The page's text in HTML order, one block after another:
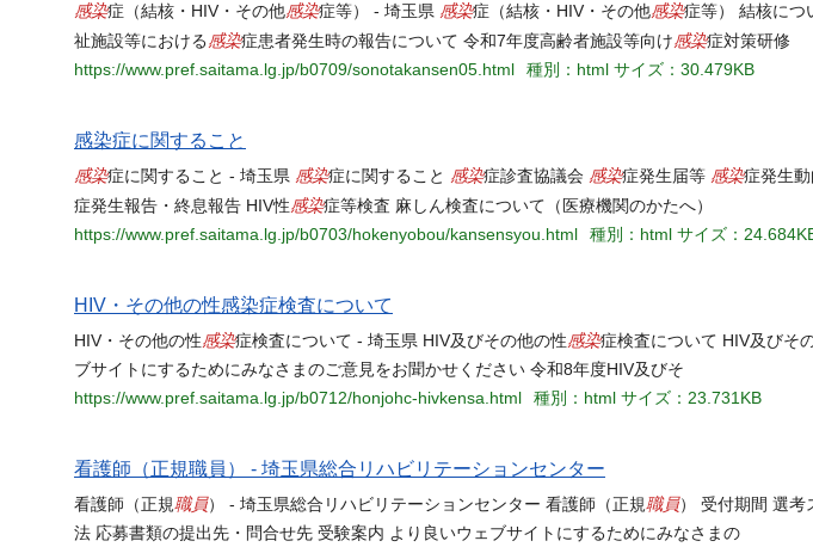
感染症（結核・HIV・その他感染症等） - 埼玉県 感染症（結核・HIV・その他感染症等） 結核につ
祉施設等における 感染症患者発生時の報告について 令和7年度高齢者施設等向け感染症対策研修
https://www.pref.saitama.lg.jp/b0709/sonotakansen05.html
種別：html サイズ：30.479KB
感染症に関すること
感染症に関すること - 埼玉県 感染症に関すること 感染症診査協議会 感染症発生届等 感染症発生
症発生報告・終息報告 HIV性感染症等検査 麻しん検査について（医療機関のかたへ）
https://www.pref.saitama.lg.jp/b0703/hokenyobou/kansensyou.html
種別：html サイズ：
HIV・その他の性感染症検査について
HIV・その他の性感染症検査について - 埼玉県 HIV及びその他の性感染症検査について HIV及びそ
ブサイトにするためにみなさまのご意見をお聞かせください 令和8年度HIV及びそ
https://www.pref.saitama.lg.jp/b0712/honjohc-hivkensa.html
種別：html サイズ：23.731KB
看護師（正規職員） - 埼玉県総合リハビリテーションセンター
看護師（正規職員） - 埼玉県総合リハビリテーションセンター 看護師（正規職員） 受付期間 選考
法 応募書類の提出先・問合せ先 受験案内 より良いウェブサイトにするためにみなさまの